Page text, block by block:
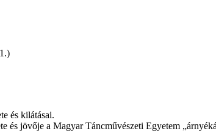
és kilátásai.
és jövője a Magyar Táncművészeti Egyetem